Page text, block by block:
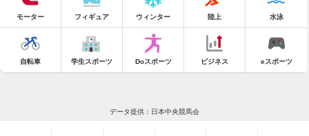
モーター フィギュア ウィンター 陸上 水泳
自転車 学生スポーツ Doスポーツ ビジネス eスポーツ
データ提供：日本中央競馬会